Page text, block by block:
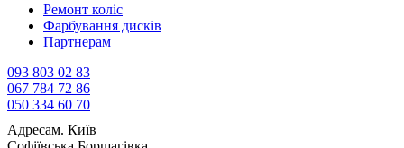
Ремонт коліс
Фарбування дисків
Партнерам
093 803 02 83
067 784 72 86
050 334 60 70
Адресам. Київ